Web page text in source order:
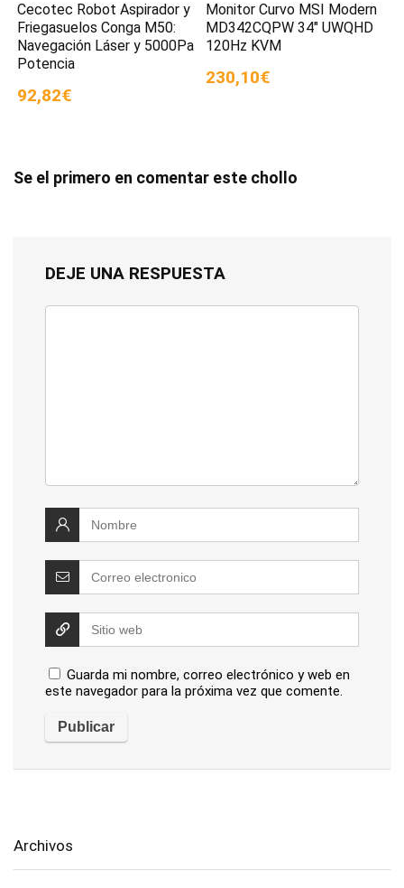
Cecotec Robot Aspirador y
Friegasuelos Conga M50:
Navegación Láser y 5000Pa
Potencia
92,82€
Monitor Curvo MSI Modern
MD342CQPW 34″ UWQHD
120Hz KVM
230,10€
Se el primero en comentar este chollo
DEJE UNA RESPUESTA
Guarda mi nombre, correo electrónico y web en
este navegador para la próxima vez que comente.
Archivos